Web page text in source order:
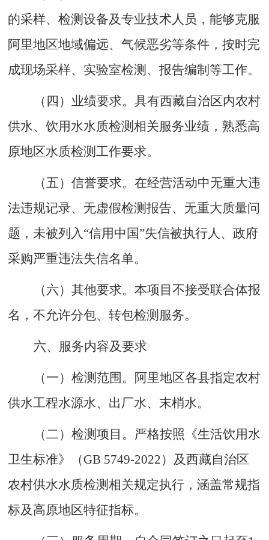
的采样、检测设备及专业技术人员，能够克服
阿里地区地域偏远、气候恶劣等条件，按时完
成现场采样、实验室检测、报告编制等工作。
（四） 业绩要求。具有西藏自治区内农村
供水、饮用水水质检测相关服务业绩，熟悉高
原地区水质检测工作要求。
（五）信誉要求。在经营活动中无重大违
法违规记录、无虚假检测报告、无重大质量问
题，未被列入 “信用中国”失信被执行人、政府
采购严重违法失信名单。
（六）其他要求。本项目不接受联合体报
名，不允许分包、转包检测服务。
六、服务内容及要求
（一）检测范围 。 阿里地区各县指定农村
供水工程水源水、出厂水、末梢水。
（二）检测项目 。 严格按照《生活饮用水
卫生标准》（GB 5749-2022）及西藏自治区
农村供水水质检测相关规定执行，涵盖常规指
标及高原地区特征指标。